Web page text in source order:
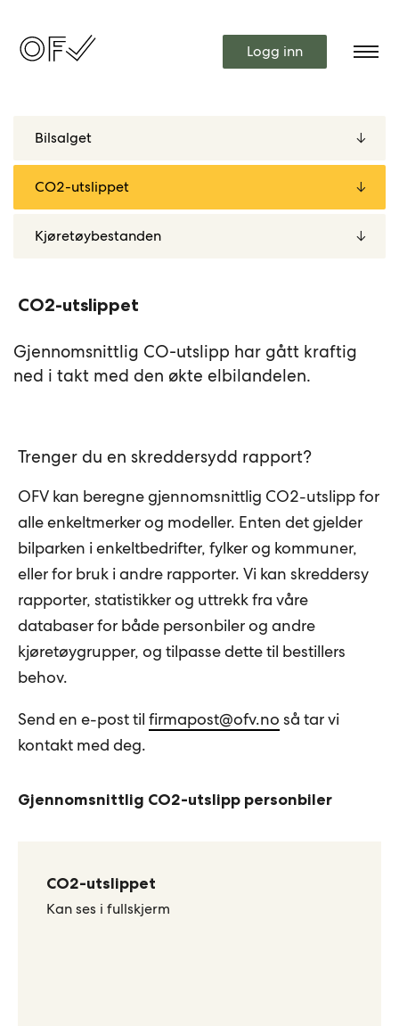
Logg inn
CO2-utslippet
Gjennomsnittlig CO-utslipp har gått kraftig
ned i takt med den økte elbilandelen.
Trenger du en skreddersydd rapport?
OFV kan beregne gjennomsnittlig CO2-utslipp for
alle enkeltmerker og modeller. Enten det gjelder
bilparken i enkeltbedrifter, fylker og kommuner,
eller for bruk i andre rapporter. Vi kan skreddersy
rapporter, statistikker og uttrekk fra våre
databaser for både personbiler og andre
kjøretøygrupper, og tilpasse dette til bestillers
behov.
Send en e-post tilfirmapost@ofv.no så tar vi
kontakt med deg.
Gjennomsnittlig CO2-utslipp personbiler
CO2-utslippet
Kan ses i fullskjerm